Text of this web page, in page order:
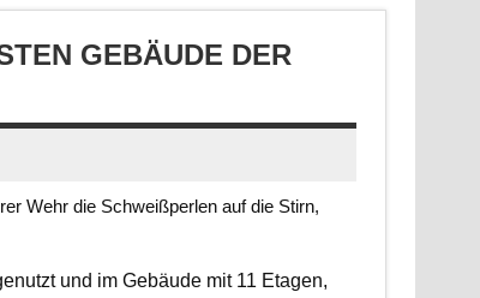
GEBÄUDE DER S
Wehr die Schweißperlen auf die Stirn,
und im Gebäude mit 11 Etagen,